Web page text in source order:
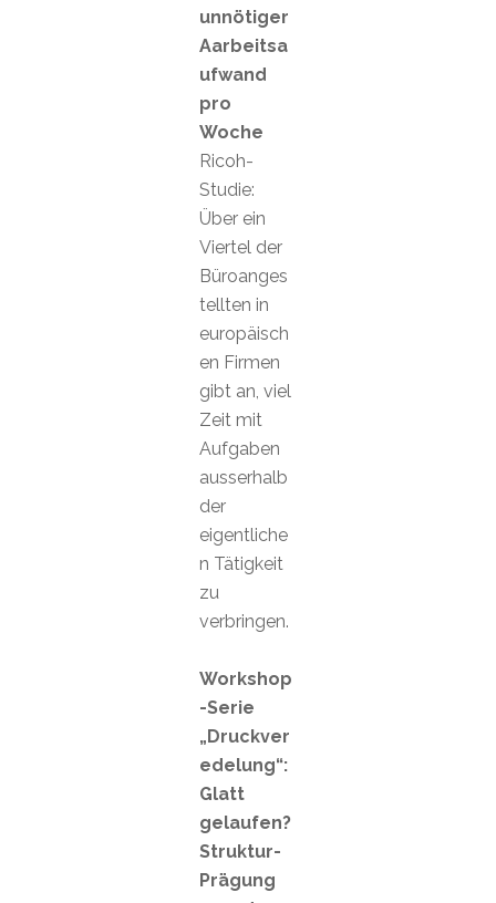
unnötiger
Aarbeitsa
ufwand
pro
Woche
Ricoh-
Studie:
Über ein
Viertel der
Büroanges
tellten in
europäisch
en Firmen
gibt an, viel
Zeit mit
Aufgaben
ausserhalb
der
eigentliche
n Tätigkeit
zu
verbringen.
Workshop
-Serie
„Druckver
edelung“:
Glatt
gelaufen?
Struktur-
Prägung